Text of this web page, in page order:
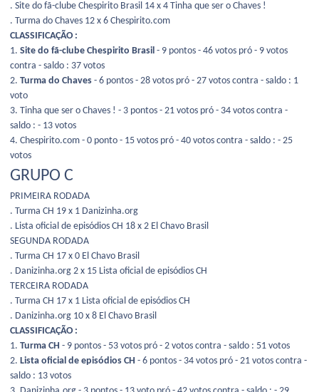
. Site do fã-clube Chespirito Brasil 14 x 4 Tinha que ser o Chaves !
. Turma do Chaves 12 x 6 Chespirito.com
CLASSIFICAÇÃO :
1. Site do fã-clube Chespirito Brasil - 9 pontos - 46 votos pró - 9 votos
contra - saldo : 37 votos
2. Turma do Chaves - 6 pontos - 28 votos pró - 27 votos contra - saldo : 1
voto
3. Tinha que ser o Chaves ! - 3 pontos - 21 votos pró - 34 votos contra -
saldo : - 13 votos
4. Chespirito.com - 0 ponto - 15 votos pró - 40 votos contra - saldo : - 25
votos
GRUPO C
PRIMEIRA RODADA
. Turma CH 19 x 1 Danizinha.org
. Lista oficial de episódios CH 18 x 2 El Chavo Brasil
SEGUNDA RODADA
. Turma CH 17 x 0 El Chavo Brasil
. Danizinha.org 2 x 15 Lista oficial de episódios CH
TERCEIRA RODADA
. Turma CH 17 x 1 Lista oficial de episódios CH
. Danizinha.org 10 x 8 El Chavo Brasil
CLASSIFICAÇÃO :
1. Turma CH - 9 pontos - 53 votos pró - 2 votos contra - saldo : 51 votos
2. Lista oficial de episódios CH - 6 pontos - 34 votos pró - 21 votos contra -
saldo : 13 votos